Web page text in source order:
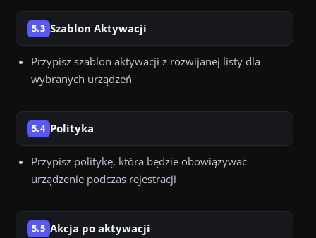
5.3 Szablon Aktywacji
Przypisz szablon aktywacji z rozwijanej listy dla
wybranych urządzeń
5.4 Polityka
Przypisz politykę, która będzie obowiązywać
urządzenie podczas rejestracji
5.5 Akcja po aktywacji